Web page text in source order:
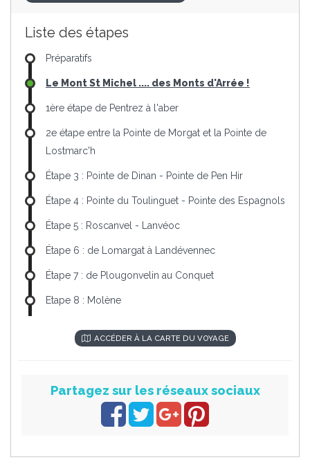
Liste des étapes
Préparatifs
Le Mont St Michel .... des Monts d'Arrée !
1ère étape de Pentrez à l'aber
2e étape entre la Pointe de Morgat et la Pointe de
Lostmarc'h
Étape 3 : Pointe de Dinan - Pointe de Pen Hir
Étape 4 : Pointe du Toulinguet - Pointe des Espagnols
Étape 5 : Roscanvel - Lanvéoc
Étape 6 : de Lomargat à Landévennec
Étape 7 : de Plougonvelin au Conquet
Etape 8 : Molène
ACCÉDER À LA CARTE DU VOYAGE
Partagez sur les réseaux sociaux